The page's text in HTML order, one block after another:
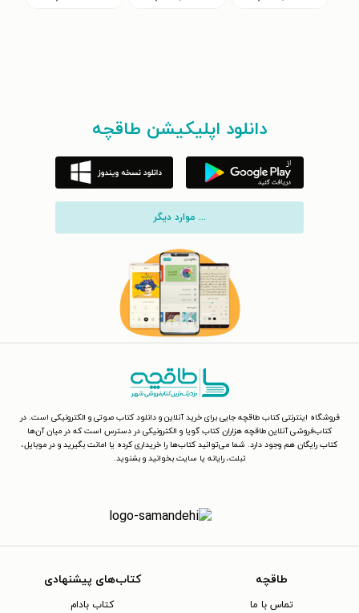
دانلود اپلیکیشن طاقچه
... موارد دیگر
فروشگاه اینترنتی کتاب طاقچه جایی برای خرید آنلاین و دانلود کتاب صوتی و الکترونیکی است. در
کتاب‌فروشی آنلاین طاقچه هزاران کتاب گویا و الکترونیکی در دسترس است که در میان آن‌ها
کتاب رایگان هم وجود دارد. شما می‌توانید کتاب‌ها را خریداری کرده یا امانت بگیرید و در موبایل،
تبلت، رایانه یا سایت بخوانید و بشنوید.
طاقچه
تماس با ما
کتاب‌های پیشنهادی
کتاب بادام